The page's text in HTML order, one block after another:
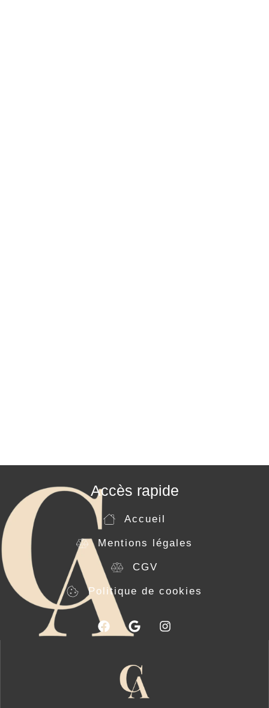
Accès rapide
Accueil
Mentions légales
CGV
Politique de cookies